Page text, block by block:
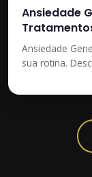
Ansiedade
Ansiedade
sua rotina.